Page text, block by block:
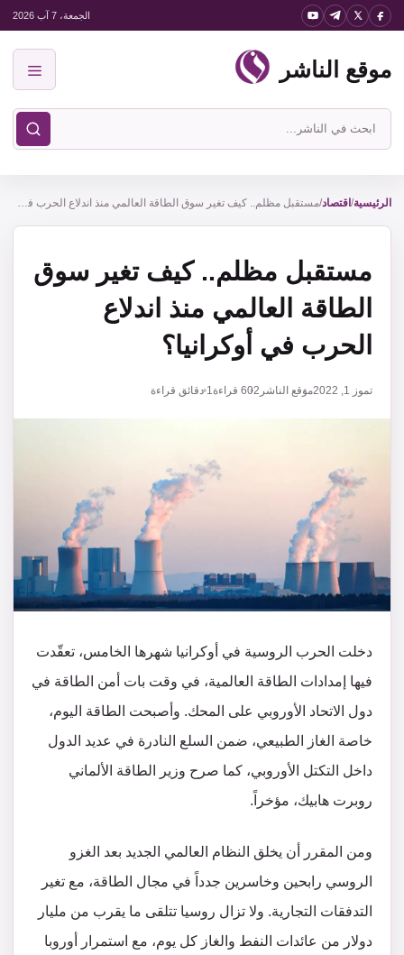
انتقل
المحتوى
الجمعة، 7 آب 2026
موقع الناشر
ابحث
في
الناشر
الرئيسية/ اقتصاد/ مستقبل مظلم.. كيف تغير سوق الطاقة العالمي منذ اندلاع الحرب في أوكرانيا؟
مستقبل مظلم.. كيف تغير سوق
الطاقة العالمي منذ اندلاع
الحرب في أوكرانيا؟
تموز 1, 2022 موقع الناشر 602 قراءة1 دقائق قراءة
دخلت الحرب الروسية في أوكرانيا شهرها الخامس، تعقّدت
فيها إمدادات الطاقة العالمية، في وقت بات أمن الطاقة في
دول الاتحاد الأوروبي على المحك. وأصبحت الطاقة اليوم،
خاصة الغاز الطبيعي، ضمن السلع النادرة في عديد الدول
داخل التكتل الأوروبي، كما صرح وزير الطاقة الألماني
روبرت هابيك، مؤخراً.
ومن المقرر أن يخلق النظام العالمي الجديد بعد الغزو
الروسي رابحين وخاسرين جدداً في مجال الطاقة، مع تغير
التدفقات التجارية. ولا تزال روسيا تتلقى ما يقرب من مليار
دولار من عائدات النفط والغاز كل يوم، مع استمرار أوروبا